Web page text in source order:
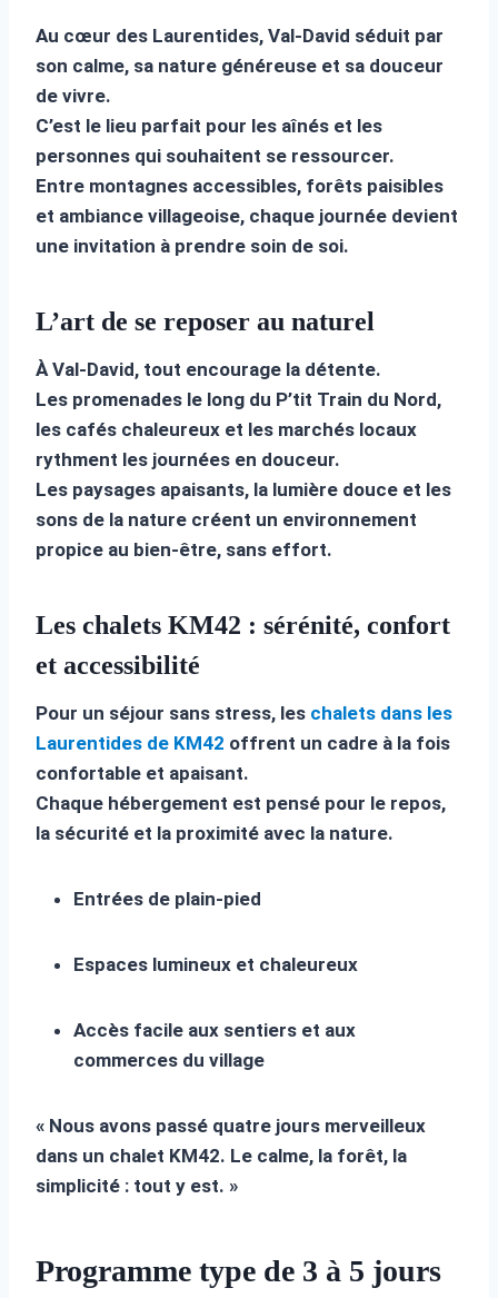
Au cœur des Laurentides, Val-David séduit par
son calme, sa nature généreuse et sa douceur
de vivre.
C’est le lieu parfait pour les aînés et les
personnes qui souhaitent se ressourcer.
Entre montagnes accessibles, forêts paisibles
et ambiance villageoise, chaque journée devient
une invitation à prendre soin de soi.
L’art de se reposer au naturel
À Val-David, tout encourage la détente.
Les promenades le long du P’tit Train du Nord,
les cafés chaleureux et les marchés locaux
rythment les journées en douceur.
Les paysages apaisants, la lumière douce et les
sons de la nature créent un environnement
propice au bien-être, sans effort.
Les chalets KM42 : sérénité, confort
et accessibilité
Pour un séjour sans stress, les chalets dans les
Laurentides de KM42 offrent un cadre à la fois
confortable et apaisant.
Chaque hébergement est pensé pour le repos,
la sécurité et la proximité avec la nature.
Entrées de plain-pied
Espaces lumineux et chaleureux
Accès facile aux sentiers et aux
commerces du village
« Nous avons passé quatre jours merveilleux
dans un chalet KM42. Le calme, la forêt, la
simplicité : tout y est. »
Programme type de 3 à 5 jours